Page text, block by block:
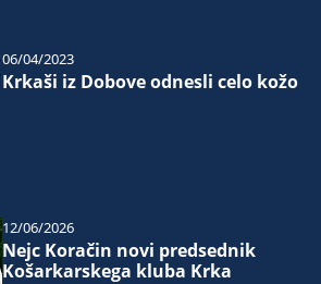
Krkaši iz Dobove odnesli celo kožo
06/04/2023
Nejc Koračin novi predsednik
Košarkarskega kluba Krka
12/06/2026